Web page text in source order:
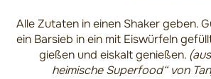
Alle Zutaten in einen Shaker geben.
ein Barsieb in ein mit Eiswürfeln
gießen und eiskalt genießen.
heimische Superfood“ von